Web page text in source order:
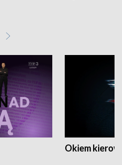
Okiem